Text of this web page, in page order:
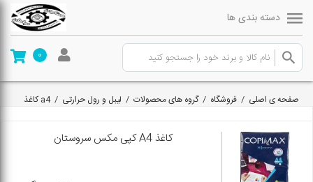
دسته بندی ها
0
صفحه ی اصلی / فروشگاه /گروه های محصولات / لیبل و رول حرارتی /a4 کاغذ
کاغذ A4 کپی مکس سروستان